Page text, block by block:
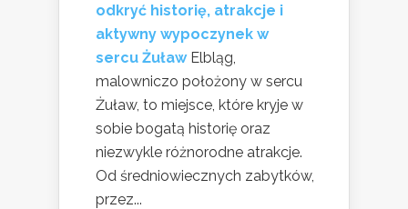
odkryć historię, atrakcje i
aktywny wypoczynek w
sercu Żuław Elbląg,
malowniczo położony w sercu
Żuław, to miejsce, które kryje w
sobie bogatą historię oraz
niezwykle różnorodne atrakcje.
Od średniowiecznych zabytków,
przez...